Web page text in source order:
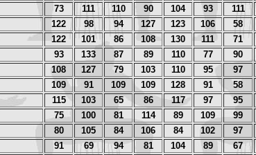
73 111 110 90 104 93 111
122 98 94 127 123 106 58
122 101 86 108 130 111 71
93 133 87 89 110 77 90
108 127 79 103 110 95 97
109 91 109 109 128 91 58
115 103 65 86 117 97 95
75 100 81 114 89 109 99
80 105 84 106 84 102 97
91 69 94 81 104 89 67